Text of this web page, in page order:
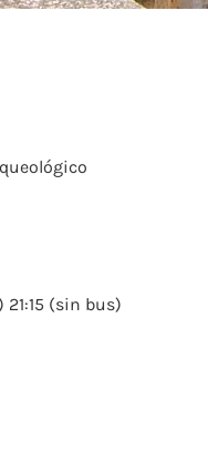
21:15 (sin bus)